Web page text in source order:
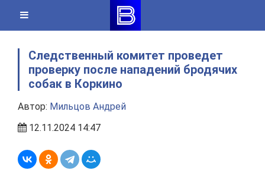
content
Следственный комитет проведет
проверку после нападений бродячих
собак в Коркино
Автор: Мильцов Андрей
12.11.2024 14:47